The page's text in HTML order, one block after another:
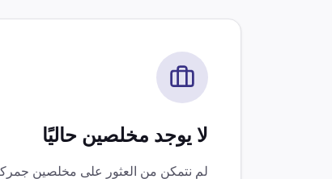
لا يوجد مخلصين حاليًا
لم نتمكن من العثور على مخلصين